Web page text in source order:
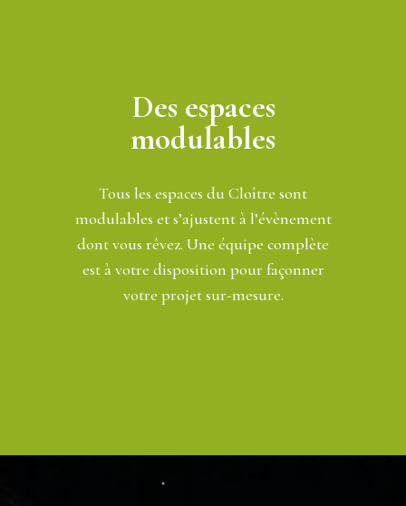
Des espaces
modulables
Tous les espaces du Cloître sont
modulables et s’ajustent à l’évènement
dont vous rêvez. Une équipe complète
est à votre disposition pour façonner
votre projet sur-mesure.